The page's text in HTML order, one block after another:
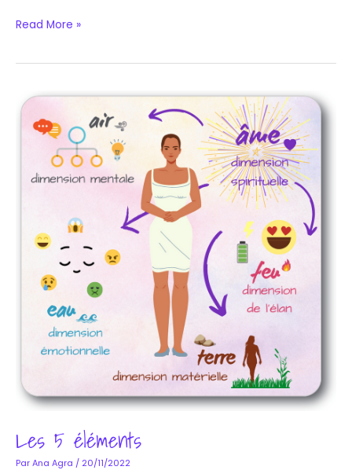
Read More »
Les 5 éléments
Par Ana Agra / 20/11/2022
Les
5
éléments